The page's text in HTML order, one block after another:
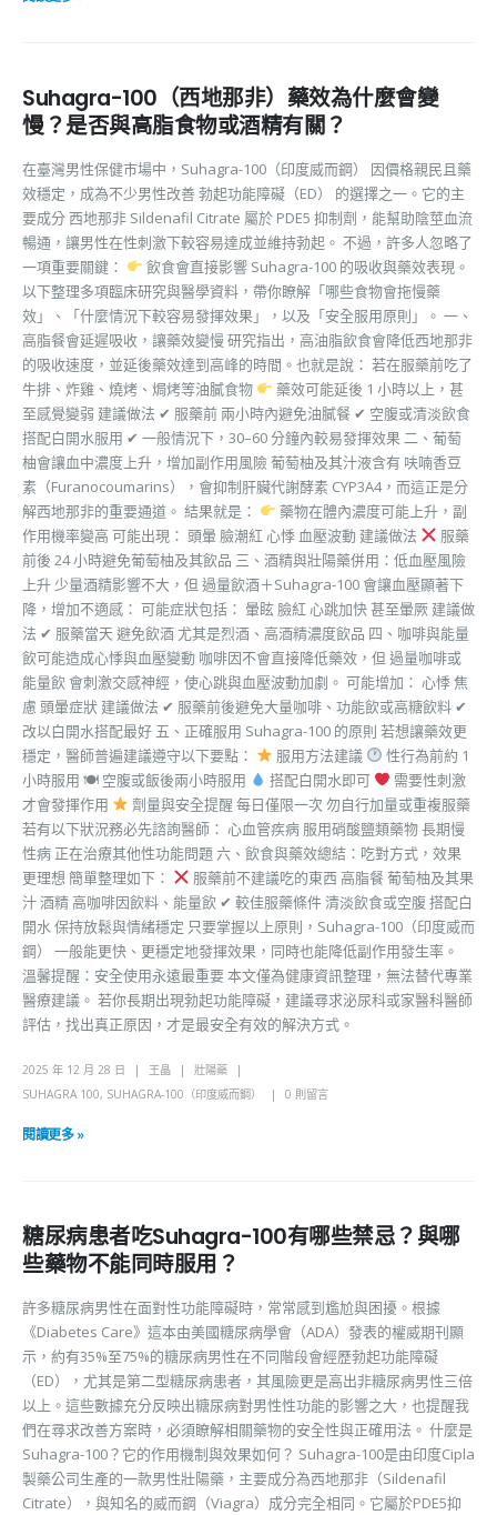
Suhagra-100（西地那非）藥效為什麼會變
慢？是否與高脂食物或酒精有關？
在臺灣男性保健市場中，Suhagra-100（印度威而鋼） 因價格親民且藥
效穩定，成為不少男性改善 勃起功能障礙（ED） 的選擇之一。它的主
要成分 西地那非 Sildenafil Citrate 屬於 PDE5 抑制劑，能幫助陰莖血流
暢通，讓男性在性刺激下較容易達成並維持勃起。 不過，許多人忽略了
一項重要關鍵：
飲食會直接影響 Suhagra-100 的吸收與藥效表現。
以下整理多項臨床研究與醫學資料，帶你瞭解「哪些食物會拖慢藥
效」、「什麼情況下較容易發揮效果」，以及「安全服用原則」。 一、
高脂餐會延遲吸收，讓藥效變慢 研究指出，高油脂飲食會降低西地那非
的吸收速度，並延後藥效達到高峰的時間。也就是說： 若在服藥前吃了
牛排、炸雞、燒烤、焗烤等油膩食物
藥效可能延後 1 小時以上，甚
至感覺變弱 建議做法 ✔ 服藥前 兩小時內避免油膩餐 ✔ 空腹或清淡飲食
搭配白開水服用 ✔ 一般情況下，30–60 分鐘內較易發揮效果 二、葡萄
柚會讓血中濃度上升，增加副作用風險 葡萄柚及其汁液含有 呋喃香豆
素（Furanocoumarins），會抑制肝臟代謝酵素 CYP3A4，而這正是分
解西地那非的重要通道。 結果就是：
藥物在體內濃度可能上升，副
作用機率變高 可能出現： 頭暈 臉潮紅 心悸 血壓波動 建議做法
服藥
前後 24 小時避免葡萄柚及其飲品 三、酒精與壯陽藥併用：低血壓風險
上升 少量酒精影響不大，但 過量飲酒＋Suhagra-100 會讓血壓顯著下
降，增加不適感： 可能症狀包括： 暈眩 臉紅 心跳加快 甚至暈厥 建議做
法 ✔ 服藥當天 避免飲酒 尤其是烈酒、高酒精濃度飲品 四、咖啡與能量
飲可能造成心悸與血壓變動 咖啡因不會直接降低藥效，但 過量咖啡或
能量飲 會刺激交感神經，使心跳與血壓波動加劇。 可能增加： 心悸 焦
慮 頭暈症狀 建議做法 ✔ 服藥前後避免大量咖啡、功能飲或高糖飲料 ✔
改以白開水搭配最好 五、正確服用 Suhagra-100 的原則 若想讓藥效更
穩定，醫師普遍建議遵守以下要點：
服用方法建議
性行為前約 1
小時服用 🍽 空腹或飯後兩小時服用
搭配白開水即可
需要性刺激
才會發揮作用
劑量與安全提醒 每日僅限一次 勿自行加量或重複服藥
若有以下狀況務必先諮詢醫師： 心血管疾病 服用硝酸鹽類藥物 長期慢
性病 正在治療其他性功能問題 六、飲食與藥效總結：吃對方式，效果
更理想 簡單整理如下：
服藥前不建議吃的東西 高脂餐 葡萄柚及其果
汁 酒精 高咖啡因飲料、能量飲 ✔ 較佳服藥條件 清淡飲食或空腹 搭配白
開水 保持放鬆與情緒穩定 只要掌握以上原則，Suhagra-100（印度威而
鋼） 一般能更快、更穩定地發揮效果，同時也能降低副作用發生率。
溫馨提醒：安全使用永遠最重要 本文僅為健康資訊整理，無法替代專業
醫療建議。 若你長期出現勃起功能障礙，建議尋求泌尿科或家醫科醫師
評估，找出真正原因，才是最安全有效的解決方式。
2025 年 12 月 28 日 王晶
壯陽藥
SUHAGRA 100, SUHAGRA-100（印度威而鋼） 0 則留言
閱讀更多 »
糖尿病患者吃Suhagra-100有哪些禁忌？與哪
些藥物不能同時服用？
許多糖尿病男性在面對性功能障礙時，常常感到尷尬與困擾。根據
《Diabetes Care》這本由美國糖尿病學會（ADA）發表的權威期刊顯
示，約有35%至75%的糖尿病男性在不同階段會經歷勃起功能障礙
（ED），尤其是第二型糖尿病患者，其風險更是高出非糖尿病男性三倍
以上。這些數據充分反映出糖尿病對男性性功能的影響之大，也提醒我
們在尋求改善方案時，必須瞭解相關藥物的安全性與正確用法。 什麼是
Suhagra-100？它的作用機制與效果如何？ Suhagra-100是由印度Cipla
製藥公司生產的一款男性壯陽藥，主要成分為西地那非（Sildenafil
Citrate），與知名的威而鋼（Viagra）成分完全相同。它屬於PDE5抑